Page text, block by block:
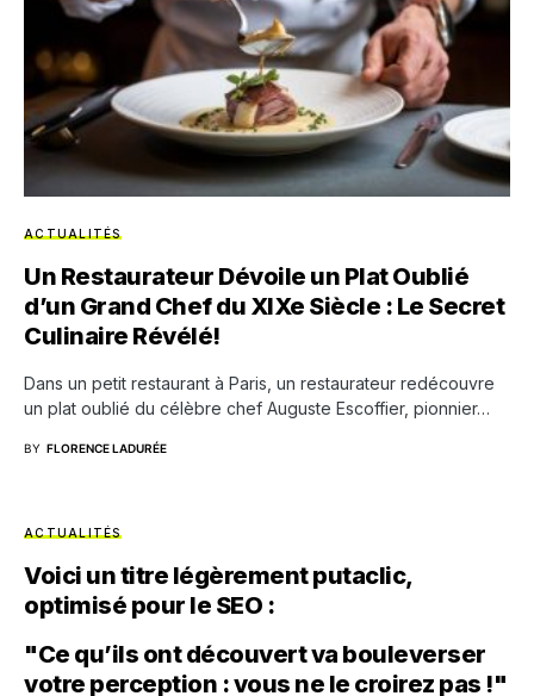
ACTUALITÉS
Un Restaurateur Dévoile un Plat Oublié
d’un Grand Chef du XIXe Siècle : Le Secret
Culinaire Révélé!
Dans un petit restaurant à Paris, un restaurateur redécouvre
un plat oublié du célèbre chef Auguste Escoffier, pionnier…
BY FLORENCE LADURÉE
ACTUALITÉS
Voici un titre légèrement putaclic,
optimisé pour le SEO :
"Ce qu’ils ont découvert va bouleverser
votre perception : vous ne le croirez pas !"